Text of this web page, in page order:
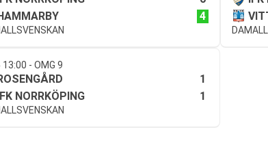
4
- OMG 9
1
IFK NORRKÖPING
1